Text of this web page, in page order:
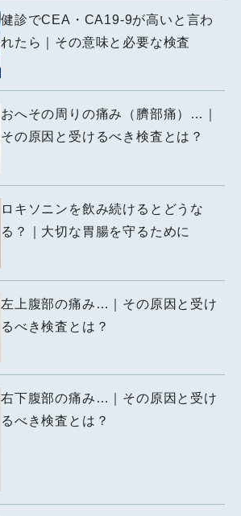
健診でCEA・CA19-9が高いと言わ
れたら｜その意味と必要な検査
おへその周りの痛み（臍部痛）…｜
その原因と受けるべき検査とは？
ロキソニンを飲み続けるとどうな
る？｜大切な胃腸を守るために
左上腹部の痛み…｜その原因と受け
るべき検査とは？
右下腹部の痛み…｜その原因と受け
るべき検査とは？